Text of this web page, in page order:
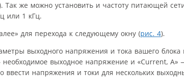
Так же можно установить и частоту питающей
или 1 кГц.
для перехода к следующему окну (рис. 4).
выходного напряжения и тока вашего
необходимое выходное напряжение и «Current,
ввести напряжения и токи для нескольких